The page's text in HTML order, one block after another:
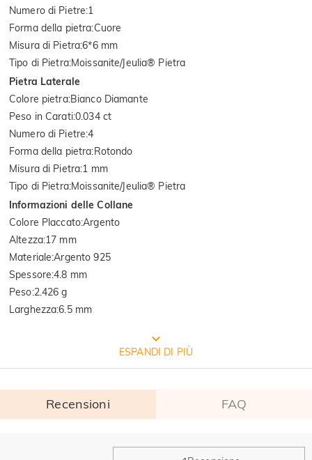
Numero di Pietre:1
Forma della pietra:Cuore
Misura di Pietra:6*6 mm
Tipo di Pietra:Moissanite/Jeulia® Pietra
Pietra Laterale
Colore pietra:Bianco Diamante
Peso in Carati:0.034 ct
Numero di Pietre:4
Forma della pietra:Rotondo
Misura di Pietra:1 mm
Tipo di Pietra:Moissanite/Jeulia® Pietra
Informazioni delle Collane
Colore Placcato:Argento
Altezza:17 mm
Materiale:Argento 925
Spessore:4.8 mm
Peso:2.426 g
Larghezza:6.5 mm
CONFEZIONE GRATUITA JEULIA
ESPANDI DI PIÙ
Recensioni FAQ
Generale